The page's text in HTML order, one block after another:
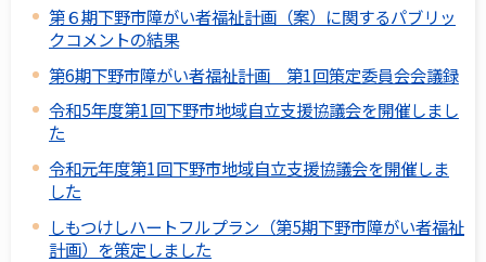
第６期下野市障がい者福祉計画（案）に関するパブリッ
クコメントの結果
第6期下野市障がい者福祉計画 第1回策定委員会会議録
令和5年度第1回下野市地域自立支援協議会を開催しまし
た
令和元年度第1回下野市地域自立支援協議会を開催しま
した
しもつけしハートフルプラン（第5期下野市障がい者福祉
計画）を策定しました